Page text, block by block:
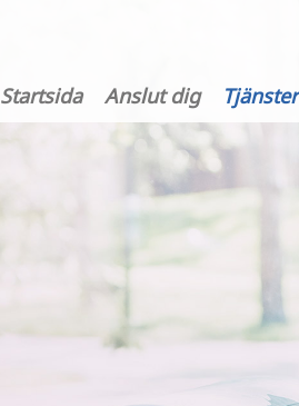
Startsida Anslut dig Tjänster